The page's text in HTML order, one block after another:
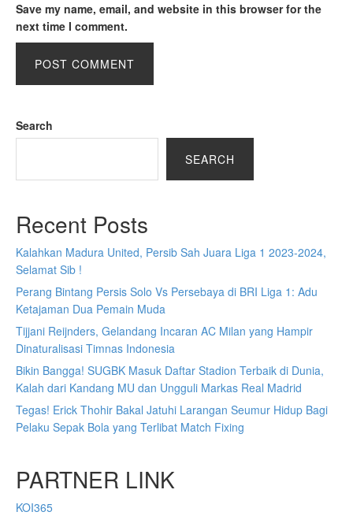
Save my name, email, and website in this browser for the
next time I comment.
Search
SEARCH
Recent Posts
Kalahkan Madura United, Persib Sah Juara Liga 1 2023-2024,
Selamat Sib !
Perang Bintang Persis Solo Vs Persebaya di BRI Liga 1: Adu
Ketajaman Dua Pemain Muda
Tijjani Reijnders, Gelandang Incaran AC Milan yang Hampir
Dinaturalisasi Timnas Indonesia
Bikin Bangga! SUGBK Masuk Daftar Stadion Terbaik di Dunia,
Kalah dari Kandang MU dan Ungguli Markas Real Madrid
Tegas! Erick Thohir Bakal Jatuhi Larangan Seumur Hidup Bagi
Pelaku Sepak Bola yang Terlibat Match Fixing
PARTNER LINK
KOI365